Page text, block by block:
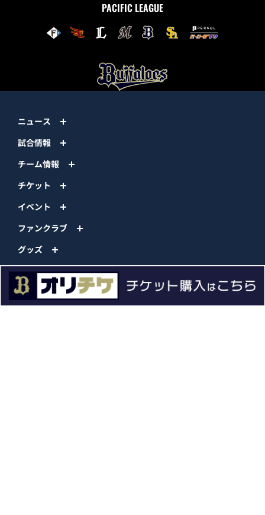
PACIFIC LEAGUE
ニュース
試合情報
チーム情報
チケット
イベント
ファンクラブ
グッズ
ファーム
エンタメ